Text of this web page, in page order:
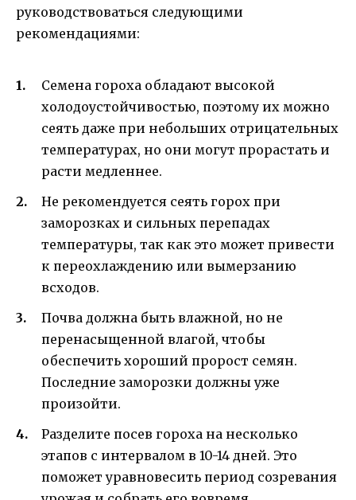
руководствоваться следующими
рекомендациями:
Семена гороха обладают высокой
холодоустойчивостью, поэтому их можно
сеять даже при небольших отрицательных
температурах, но они могут прорастать и
расти медленнее.
Не рекомендуется сеять горох при
заморозках и сильных перепадах
температуры, так как это может привести
к переохлаждению или вымерзанию
всходов.
Почва должна быть влажной, но не
перенасыщенной влагой, чтобы
обеспечить хороший пророст семян.
Последние заморозки должны уже
произойти.
Разделите посев гороха на несколько
этапов с интервалом в 10-14 дней. Это
поможет уравновесить период созревания